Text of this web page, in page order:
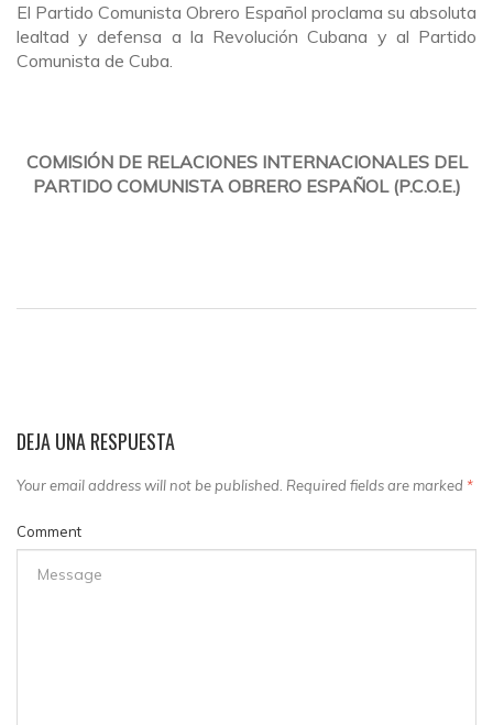
El Partido Comunista Obrero Español proclama su absoluta
lealtad y defensa a la Revolución Cubana y al Partido
Comunista de Cuba.
COMISIÓN DE RELACIONES INTERNACIONALES DEL
PARTIDO COMUNISTA OBRERO ESPAÑOL (P.C.O.E.)
DEJA UNA RESPUESTA
Your email address will not be published. Required fields are marked *
Comment